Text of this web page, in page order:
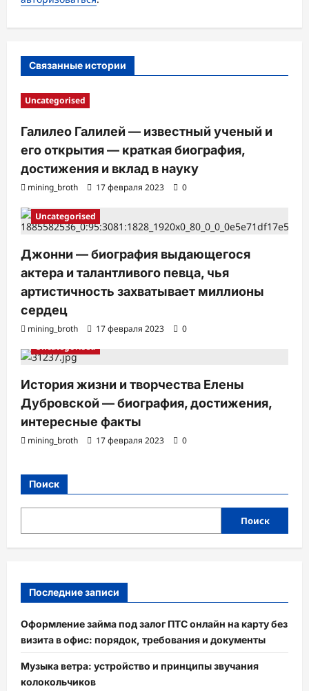
и
с
и
Связанные истории
Uncategorised
Галилео Галилей — известный ученый и
его открытия — краткая биография,
достижения и вклад в науку
mining_broth 17 февраля 2023 0
Uncategorised
Джонни — биография выдающегося
актера и талантливого певца, чья
артистичность захватывает миллионы
сердец
mining_broth 17 февраля 2023
0
Uncategorised
История жизни и творчества Елены
Дубровской — биография, достижения,
интересные факты
mining_broth 17 февраля 2023 0
Поиск
Поиск
Последние записи
Оформление займа под залог ПТС онлайн на карту без
визита в офис: порядок, требования и документы
Музыка ветра: устройство и принципы звучания
колокольчиков